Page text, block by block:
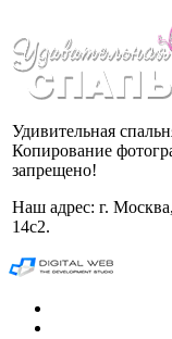
Удивительная
Копирование
запрещено!
Наш адрес: г.
14с2.